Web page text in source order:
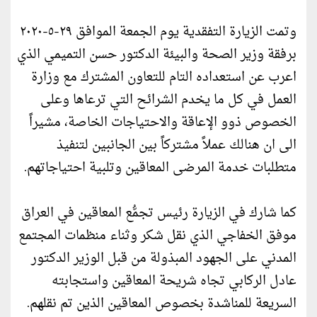
وتمت الزيارة التفقدية يوم الجمعة الموافق ٢٩-٥-٢٠٢٠
برفقة وزير الصحة والبيئة الدكتور حسن التميمي الذي
اعرب عن استعداده التام للتعاون المشترك مع وزارة
العمل في كل ما يخدم الشرائح التي ترعاها وعلى
الخصوص ذوو الإعاقة والاحتياجات الخاصة، مشيراً
الى ان هنالك عملاً مشتركاً بين الجانبين لتنفيذ
متطلبات خدمة المرضى المعاقين وتلبية احتياجاتهم.
كما شارك في الزيارة رئيس تجمُّع المعاقين في العراق
موفق الخفاجي الذي نقل شكر وثناء منظمات المجتمع
المدني على الجهود المبذولة من قبل الوزير الدكتور
عادل الركابي تجاه شريحة المعاقين واستجابته
السريعة للمناشدة بخصوص المعاقين الذين تم نقلهم.